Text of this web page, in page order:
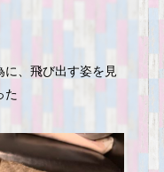
に、飛び出す姿を見
た